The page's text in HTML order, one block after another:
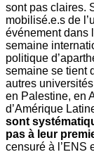
sont pas claires.
mobilisé.e.s de
événement dans
semaine
politique
semaine se tient
autres
en Palestine, en
d’Amérique
sont
pas à leur
censuré à l’ENS